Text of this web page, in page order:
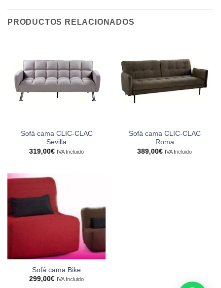
PRODUCTOS RELACIONADOS
Sofá cama CLIC-CLAC
Sevilla
319,00€ IVA Incluido
Sofá cama CLIC-CLAC
Roma
389,00€ IVA Incluido
Sofá cama Bike
299,00€ IVA Incluido